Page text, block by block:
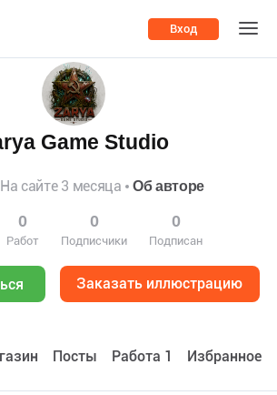
Вход
Game Studio
На сайте 3 месяца Об авторе
0
Работ
0
Подписчики
0
Подписан
Заказать иллюстрацию
Посты Работа 1 Избранное 0